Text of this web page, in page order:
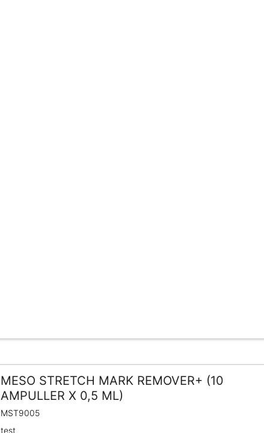
MESO STRETCH MARK REMOVER+ (10
AMPULLER X 0,5 ML)
MST9005
test